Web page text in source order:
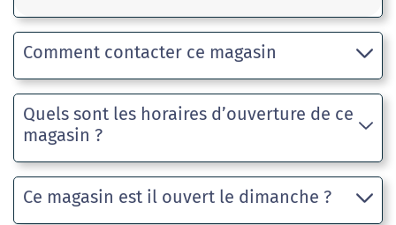
Comment contacter ce magasin
Quels sont les horaires d’ouverture de ce
magasin ?
Ce magasin est il ouvert le dimanche ?